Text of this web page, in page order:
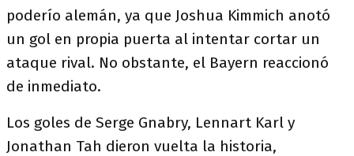
poderío alemán, ya que Joshua Kimmich anotó
un gol en propia puerta al intentar cortar un
ataque rival. No obstante, el Bayern reaccionó
de inmediato.
Los goles de Serge Gnabry, Lennart Karl y
Jonathan Tah dieron vuelta la historia,